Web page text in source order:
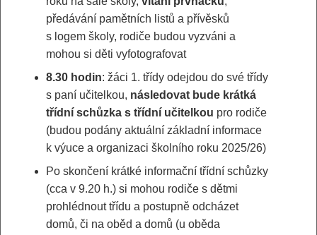
předávání pamětních listů a přívěsků
s logem školy, rodiče budou vyzváni a
mohou si děti vyfotografovat
8.30 hodin: žáci 1. třídy odejdou do své třídy
s paní učitelkou, následovat bude krátká
třídní schůzka s třídní učitelkou pro rodiče
(budou podány aktuální základní informace
k výuce a organizaci školního roku 2025/26)
Po skončení krátké informační třídní schůzky
(cca v 9.20 h.) si mohou rodiče s dětmi
prohlédnout třídu a postupně odcházet
domů, či na oběd a domů (u oběda